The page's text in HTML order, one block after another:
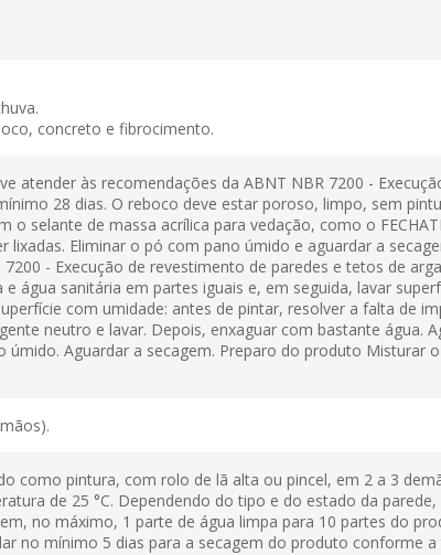
concreto e fibrocimento.
atender às recomendações da ABNT NBR 7200 -
28 dias. O reboco deve estar poroso, limpo, sem
o selante de massa acrílica para vedação, como o
lixadas. Eliminar o pó com pano úmido e aguardar a
- Execução de revestimento de paredes e tetos de
água sanitária em partes iguais e, em seguida, lavar
com umidade: antes de pintar, resolver a falta de
neutro e lavar. Depois, enxaguar com bastante água.
Aguardar a secagem. Preparo do produto Misturar
como pintura, com rolo de lã alta ou pincel, em 2 a 3
de 25 °C. Dependendo do tipo e do estado da
em, no máximo, 1 parte de água limpa para 10 partes do
no mínimo 5 dias para a secagem do produto conforme